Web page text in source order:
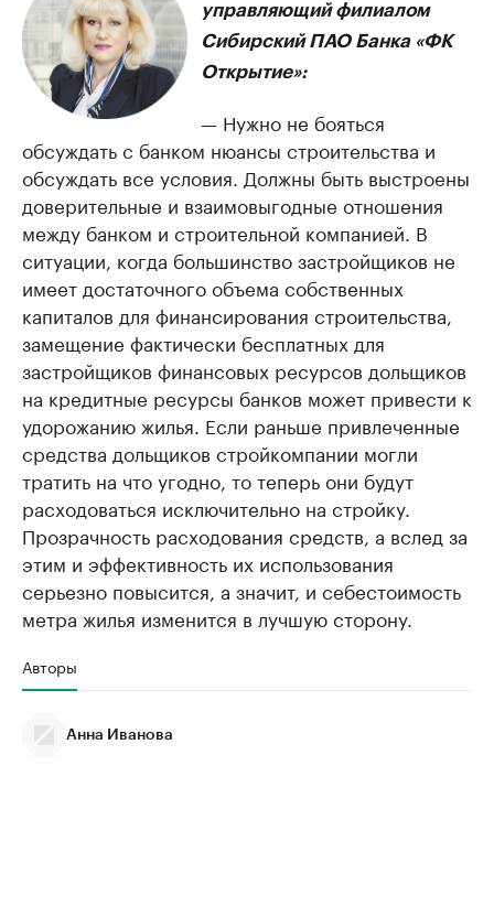
управляющий филиалом
Сибирский ПАО Банка «ФК
Открытие»:
— Нужно не бояться
обсуждать с банком нюансы строительства и
обсуждать все условия. Должны быть выстроены
доверительные и взаимовыгодные отношения
между банком и строительной компанией. В
ситуации, когда большинство застройщиков не
имеет достаточного объема собственных
капиталов для финансирования строительства,
замещение фактически бесплатных для
застройщиков финансовых ресурсов дольщиков
на кредитные ресурсы банков может привести к
удорожанию жилья. Если раньше привлеченные
средства дольщиков стройкомпании могли
тратить на что угодно, то теперь они будут
расходоваться исключительно на стройку.
Прозрачность расходования средств, а вслед за
этим и эффективность их использования
серьезно повысится, а значит, и себестоимость
метра жилья изменится в лучшую сторону.
Авторы
Анна Иванова